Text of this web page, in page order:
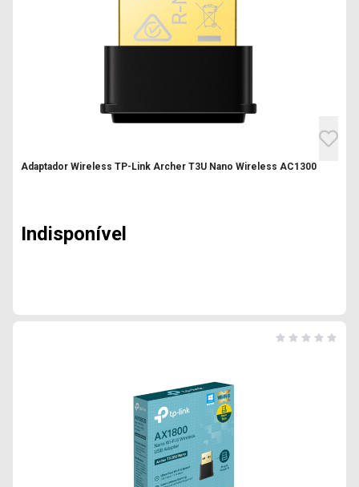
Adaptador Wireless TP-Link Archer T3U Nano Wireless AC1300
Indisponível